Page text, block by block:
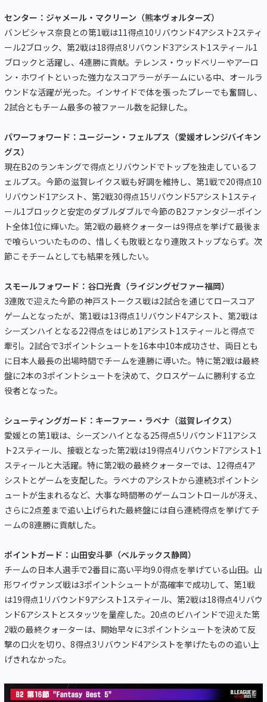
センター：ジャメール・マクリーン（熊本ヴォルターズ）
バンビシャス奈良との第1戦は11得点10リバウンド4アシスト2スティ
ール2ブロック、第2戦は18得点8リバウンド3アシスト1スティール1
ブロックと活躍し、4連勝に貢献。テレンス・ウッドベリーやアーロ
ン・ホワイトといった強力なスコアラーがチームにいる中、オールラ
ウンドな活躍が光った。インサイドで体を張ったプレーでも奮闘し、
2試合ともチーム最多の被ファール数を記録した。
パワーフォワード：ユージーン・フェルプス（愛媛オレンジバイキン
グス）
現在B2のランキングで得点とリバウンドでトップを独走しているフ
ェルプス。今節の滋賀レイクス戦も好調を維持し、第1戦で20得点10
リバウンド1アシスト、第2戦30得点15リバウンド5アシスト1スティ
ール1ブロックと安定のダブルダブルで今節のB2ファンタジーポイン
ト全体1位に輝いた。第2戦の最終クォーターは9得点を挙げて最後ま
で喰らいついたものの、惜しくも敗戦となり連敗ストップならず。次
節こそチームとしても結果を残したい。
スモールフォワード：谷口光貴（ライジングゼファー福岡）
3連敗で迎えた今節の神戸ストークス戦は2試合を通じてロースコア
ゲームとなったが、第1戦は13得点1リバウンド4アシスト、第2戦は
シーズンハイとなる22得点をはじめ1アシスト1スティールと得点で
牽引。2試合で3ポイントシュートを16本中10本成功させ、両日とも
に日本人最長の出場時間でチームを連勝に導いた。特に第2戦は最終
盤に2本の3ポイントシュートを決めて、クロスゲームに勝利する立
役者となった。
シューティングガード：キーファー・ラベナ（滋賀レイクス）
愛媛との第1戦は、シーズンハイとなる25得点5リバウンド11アシス
ト2スティール、接戦となった第2戦は19得点4リバウンド7アシスト1
スティールと大活躍。特に第2戦の最終クォーターでは、12得点4ア
シストとゲームを支配した。ラベナのアシストから連続3ポイントシ
ュートが生まれるなど、大事な時間帯のゲームコントロールが冴え、
さらに2点差まで追い上げられた最終盤には自ら連続得点を挙げてチ
ームの8連勝に貢献した。
ポイントガード：山田安斗夢（ベルテックス静岡）
チームの日本人選手で2番目に高い平均9.0得点を挙げている山田。山
形ワイヴァンズ戦は3ポイントシュートが高確率で成功して、第1戦
は19得点1リバウンド9アシスト1スティール、第2戦は18得点4リバウ
ンド6アシストとスタッツを量産した。20点のビハインドで迎えた第
2戦の最終クォーターは、開始早々に3ポイントシュートを決めて反
撃の口火を切り、8得点3リバウンド4アシストを挙げたものの追い上
げきれなかった。